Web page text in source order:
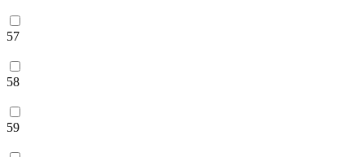
57
58
59